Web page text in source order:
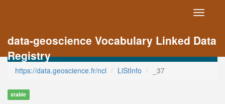
Toggle
data-geoscience Vocabulary Linked Data
Registry
https://data.geoscience.fr/ncl LiStInfo _37
stable